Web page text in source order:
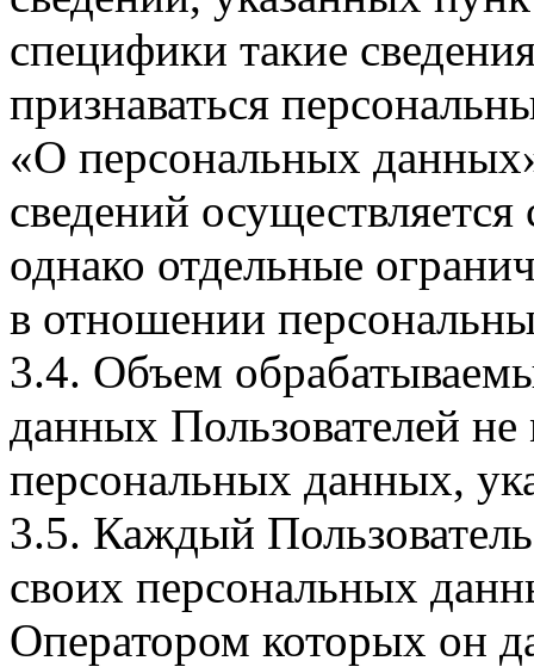
специфики такие
признаваться
«О персональных
сведений
однако отдельные
в отношении
3.4. Объем
данных Пользователей
персональных данных,
3.5. Каждый
своих персональных
Оператором которых он